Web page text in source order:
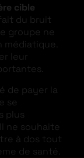
cible
du bruit
groupe ne
médiatique.
leur
de payer la
se
plus
ne souhaite
à dos tout
de santé.